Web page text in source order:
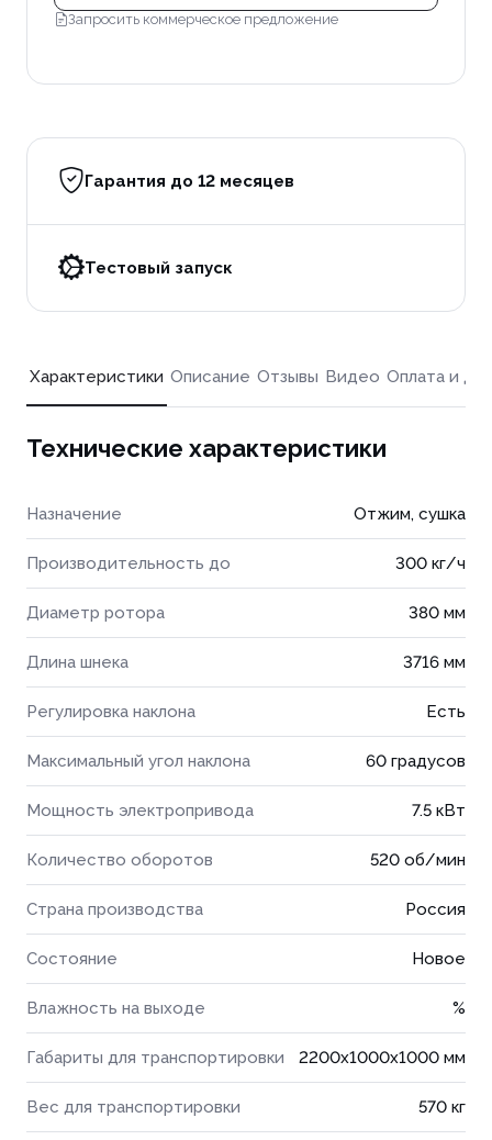
Запросить коммерческое предложение
Гарантия до 12 месяцев
Тестовый запуск
Характеристики Описание Отзывы Видео Оплата и
Технические характеристики
Назначение Отжим, сушка
Производительность до 300 кг/ч
Диаметр ротора 380 мм
Длина шнека 3716 мм
Регулировка наклона Есть
Максимальный угол наклона 60 градусов
Мощность электропривода 7.5 кВт
Количество оборотов 520 об/мин
Страна производства Россия
Состояние Новое
Влажность на выходе %
Габариты для транспортировки 2200x1000x1000 мм
Вес для транспортировки 570 кг